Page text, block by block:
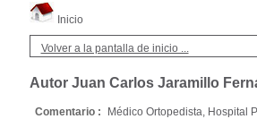
Inicio
Volver a la pantalla de inicio ...
Autor Juan Carlos Jaramillo
Comentario : Médico Ortopedista, Hospital